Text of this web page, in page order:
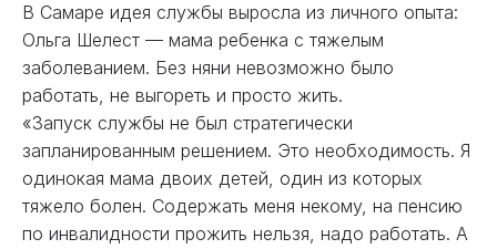
В Самаре идея службы выросла из личного опыта:
Ольга Шелест — мама ребенка с тяжелым
заболеванием. Без няни невозможно было
работать, не выгореть и просто жить.
«Запуск службы не был стратегически
запланированным решением. Это необходимость. Я
одинокая мама двоих детей, один из которых
тяжело болен. Содержать меня некому, на пенсию
по инвалидности прожить нельзя, надо работать. А